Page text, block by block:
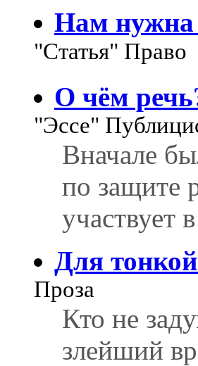
Нам нужна
"Статья" Право
О чём
"Эссе"
Вначале
по защите
участвует
Для
Проза
Кто не
злейший